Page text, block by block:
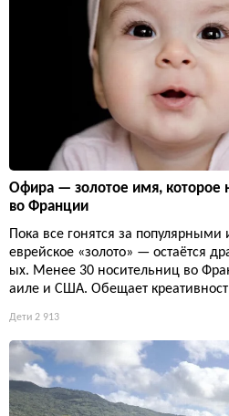
Офира — золотое имя, которое
во Франции
Пока все гонятся за
еврейское «золото» — остаётся
ых. Менее 30 носительниц во
аиле и США. Обещает
Дети 2 913